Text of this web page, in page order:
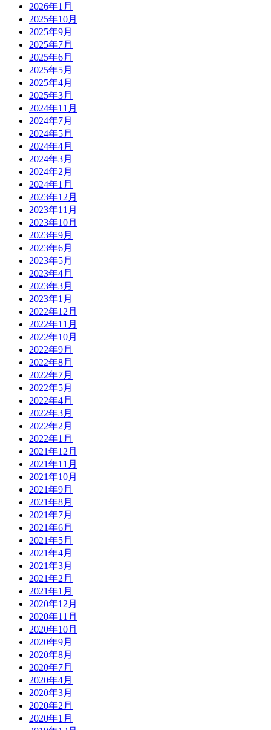
2026年1月
2025年10月
2025年9月
2025年7月
2025年6月
2025年5月
2025年4月
2025年3月
2024年11月
2024年7月
2024年5月
2024年4月
2024年3月
2024年2月
2024年1月
2023年12月
2023年11月
2023年10月
2023年9月
2023年6月
2023年5月
2023年4月
2023年3月
2023年1月
2022年12月
2022年11月
2022年10月
2022年9月
2022年8月
2022年7月
2022年5月
2022年4月
2022年3月
2022年2月
2022年1月
2021年12月
2021年11月
2021年10月
2021年9月
2021年8月
2021年7月
2021年6月
2021年5月
2021年4月
2021年3月
2021年2月
2021年1月
2020年12月
2020年11月
2020年10月
2020年9月
2020年8月
2020年7月
2020年4月
2020年3月
2020年2月
2020年1月